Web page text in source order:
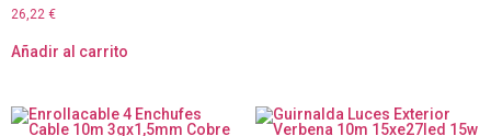
26,22 €
Añadir al carrito